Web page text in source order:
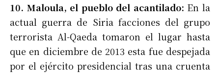
10. Maloula, el pueblo del acantilado: En la
actual guerra de Siria facciones del grupo
terrorista Al-Qaeda tomaron el lugar hasta
que en diciembre de 2013 esta fue despejada
por el ejército presidencial tras una cruenta